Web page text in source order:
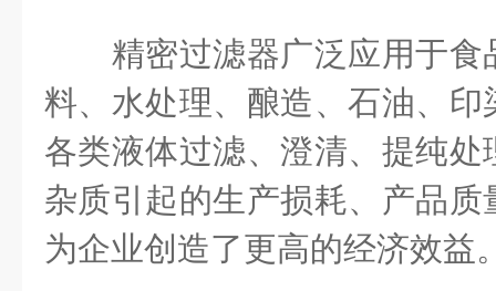
精密过滤器广泛应用于食
料、水处理、酿造、石油、
各类液体过滤、澄清、提纯
杂质引起的生产损耗、产品
为企业创造了更高的经济效益